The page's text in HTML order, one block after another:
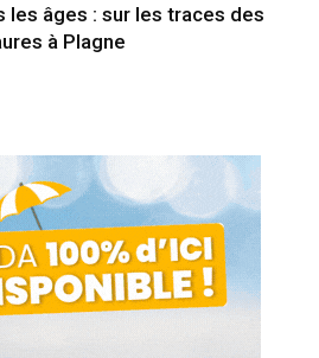
les âges : sur les traces des
à Plagne